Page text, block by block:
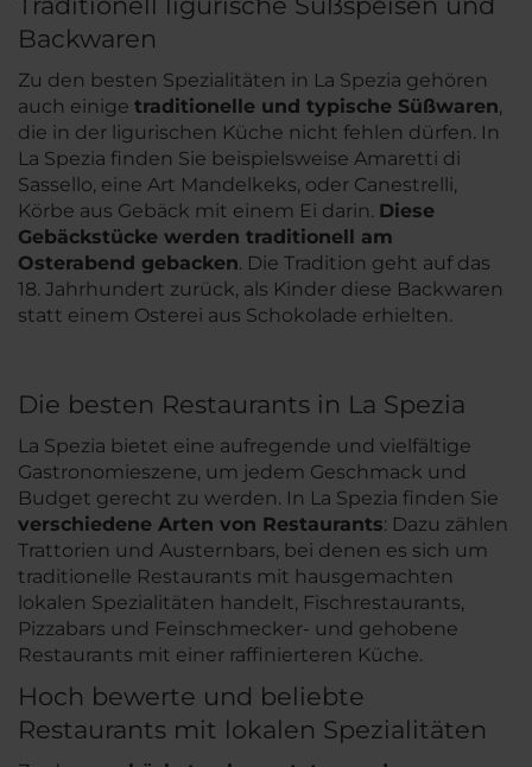
Backwaren
Zu den besten Spezialitäten in La Spezia gehören
auch einige traditionelle und typische Süßwaren,
die in der ligurischen Küche nicht fehlen dürfen. In
La Spezia finden Sie beispielsweise Amaretti di
Sassello, eine Art Mandelkeks, oder Canestrelli,
Körbe aus Gebäck mit einem Ei darin. Diese
Gebäckstücke werden traditionell am
Osterabend gebacken. Die Tradition geht auf das
18. Jahrhundert zurück, als Kinder diese Backwaren
statt einem Osterei aus Schokolade erhielten.
Die besten Restaurants in La Spezia
La Spezia bietet eine aufregende und vielfältige
Gastronomieszene, um jedem Geschmack und
Budget gerecht zu werden. In La Spezia finden Sie
verschiedene Arten von Restaurants: Dazu zählen
Trattorien und Austernbars, bei denen es sich um
traditionelle Restaurants mit hausgemachten
lokalen Spezialitäten handelt, Fischrestaurants,
Pizzabars und Feinschmecker- und gehobene
Restaurants mit einer raffinierteren Küche.
Hoch bewerte und beliebte
Restaurants mit lokalen Spezialitäten